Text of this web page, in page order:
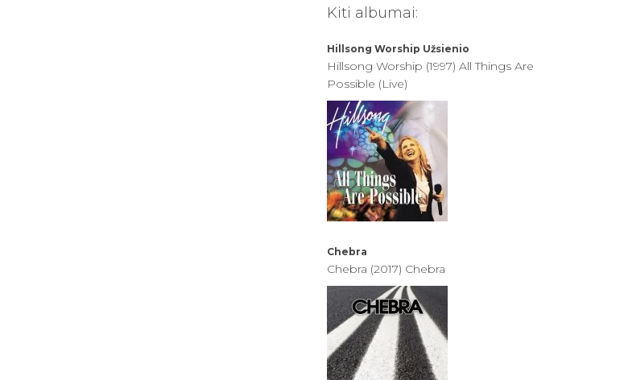
Kiti albumai:
Hillsong Worship Užsienio
Hillsong Worship (1997) All Things Are
Possible (Live)
Chebra
Chebra (2017) Chebra